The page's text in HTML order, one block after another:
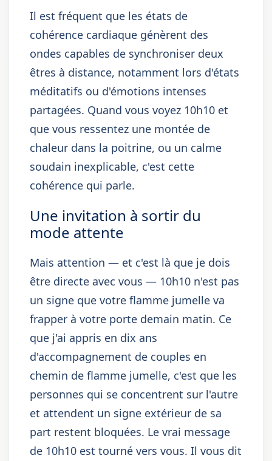
Il est fréquent que les états de
cohérence cardiaque génèrent des
ondes capables de synchroniser deux
êtres à distance, notamment lors d'états
méditatifs ou d'émotions intenses
partagées. Quand vous voyez 10h10 et
que vous ressentez une montée de
chaleur dans la poitrine, ou un calme
soudain inexplicable, c'est cette
cohérence qui parle.
Une invitation à sortir du
mode attente
Mais attention — et c'est là que je dois
être directe avec vous — 10h10 n'est pas
un signe que votre flamme jumelle va
frapper à votre porte demain matin. Ce
que j'ai appris en dix ans
d'accompagnement de couples en
chemin de flamme jumelle, c'est que les
personnes qui se concentrent sur l'autre
et attendent un signe extérieur de sa
part restent bloquées. Le vrai message
de 10h10 est tourné vers vous. Il vous dit